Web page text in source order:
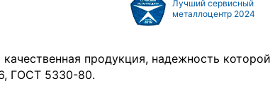
продукция, надежность
ГОСТ 5330-80.
Лучший сервисный
металлоцентр 2024